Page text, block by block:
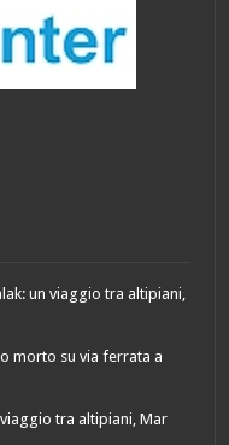
un viaggio tra altipiani,
morto su via ferrata a
tra altipiani, Mar